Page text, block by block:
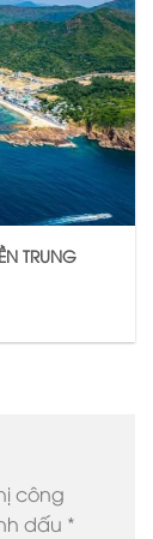
TRUNG
công
dấu *